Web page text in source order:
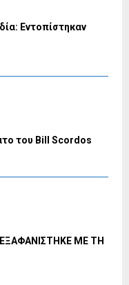
Εντοπίστηκαν
του Bill Scordos
ΜΕ ΤΗ